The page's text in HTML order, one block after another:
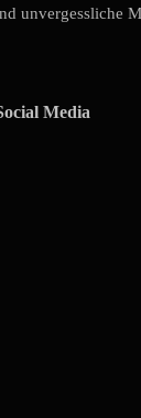
unvergessliche
Media